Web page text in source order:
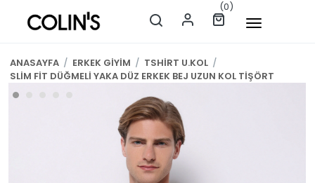
(0)
ANASAYFA / ERKEK GİYİM / TSHİRT U.KOL /
SLİM FİT DÜĞMELİ YAKA DÜZ ERKEK BEJ UZUN KOL TİŞÖRT